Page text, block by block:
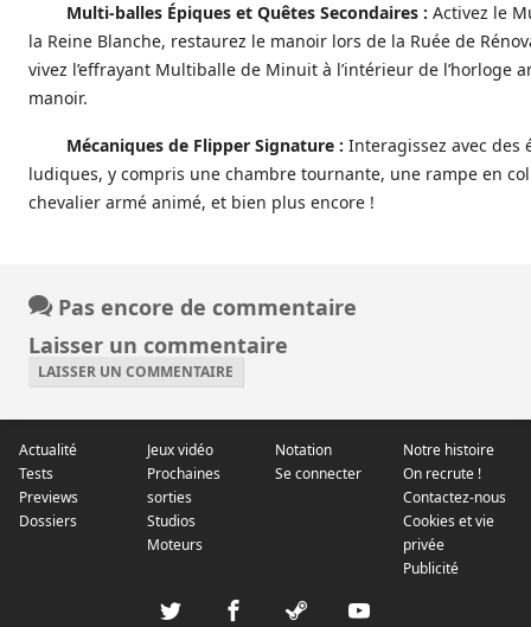
Multi-balles Épiques et Quêtes Secondaires : Activez le
la Reine Blanche, restaurez le manoir lors de la Ruée de
vivez l’effrayant Multiballe de Minuit à l’intérieur de l’horloge
manoir.
Mécaniques de Flipper Signature : Interagissez avec des
ludiques, y compris une chambre tournante, une rampe en
chevalier armé animé, et bien plus encore !
Pas encore de commentaire
Laisser un commentaire
LAISSER UN COMMENTAIRE
Actualité
Tests
Previews
Dossiers
Jeux vidéo
Prochaines
sorties
Studios
Moteurs
Notation
Se connecter
Notre histoire
On recrute !
Contactez-nous
Cookies et vie
privée
Publicité